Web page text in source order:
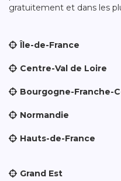
gratuitement et dans les
Île-de-France
Centre-Val de Loire
Bourgogne-Franche-
Normandie
Hauts-de-France
Grand Est